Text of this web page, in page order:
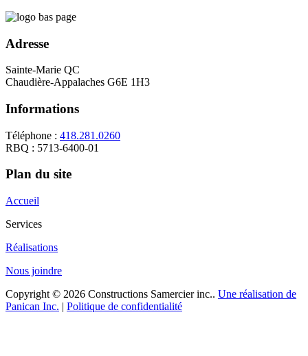
Adresse
Sainte-Marie QC
Chaudière-Appalaches G6E 1H3
Informations
Téléphone : 418.281.0260
RBQ : 5713-6400-01
Plan du site
Accueil
Services
Réalisations
Nous joindre
Copyright © 2026 Constructions Samercier inc.. Une réalisation de
Panican Inc. | Politique de confidentialité